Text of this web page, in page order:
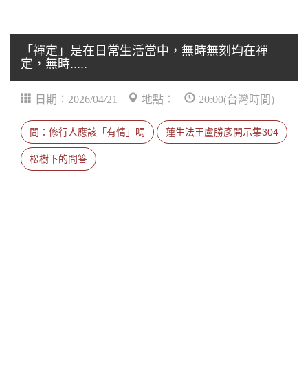
「禪定」是在日常生活當中，無時無刻均在禪
定，無時.....
日期：2026/04/21 地點： 20:00(台灣時間)
問：修行人應該「有情」嗎 蓮生法王盧勝彥開示集304
松樹下的問答